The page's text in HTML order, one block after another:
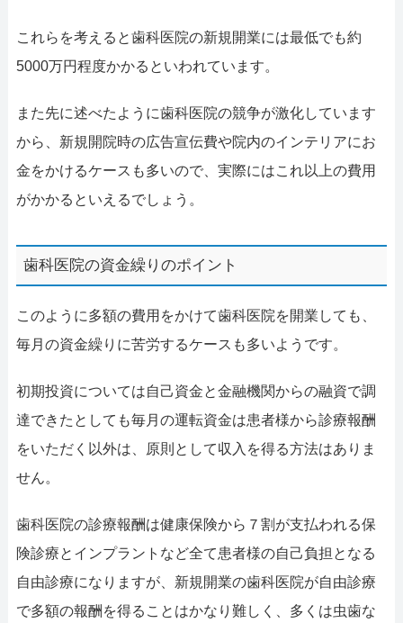
これらを考えると歯科医院の新規開業には最低でも約
5000万円程度かかるといわれています。
また先に述べたように歯科医院の競争が激化しています
から、新規開院時の広告宣伝費や院内のインテリアにお
金をかけるケースも多いので、実際にはこれ以上の費用
がかかるといえるでしょう。
歯科医院の資金繰りのポイント
このように多額の費用をかけて歯科医院を開業しても、
毎月の資金繰りに苦労するケースも多いようです。
初期投資については自己資金と金融機関からの融資で調
達できたとしても毎月の運転資金は患者様から診療報酬
をいただく以外は、原則として収入を得る方法はありま
せん。
歯科医院の診療報酬は健康保険から７割が支払われる保
険診療とインプラントなど全て患者様の自己負担となる
自由診療になりますが、新規開業の歯科医院が自由診療
で多額の報酬を得ることはかなり難しく、多くは虫歯な